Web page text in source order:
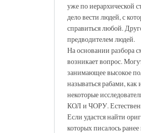
уже по иерархической
дело вести людей, с
справиться любой.
предводителем людей.
На основании разбора
возникает вопрос.
занимающее высокое
называться рабами,
некоторые
КОЛ и ЧОРУ.
Если удастся найти
которых писалось